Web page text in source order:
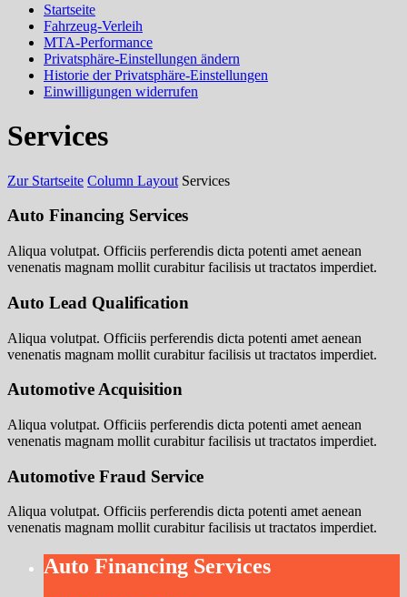
Startseite
Fahrzeug-Verleih
MTA-Performance
Privatsphäre-Einstellungen ändern
Historie der Privatsphäre-Einstellungen
Einwilligungen widerrufen
Services
Zur Startseite Column Layout Services
Auto Financing Services
Aliqua volutpat. Officiis perferendis dicta potenti amet aenean
venenatis magnam mollit curabitur facilisis ut tractatos imperdiet.
Auto Lead Qualification
Aliqua volutpat. Officiis perferendis dicta potenti amet aenean
venenatis magnam mollit curabitur facilisis ut tractatos imperdiet.
Automotive Acquisition
Aliqua volutpat. Officiis perferendis dicta potenti amet aenean
venenatis magnam mollit curabitur facilisis ut tractatos imperdiet.
Automotive Fraud Service
Aliqua volutpat. Officiis perferendis dicta potenti amet aenean
venenatis magnam mollit curabitur facilisis ut tractatos imperdiet.
Auto Financing Services